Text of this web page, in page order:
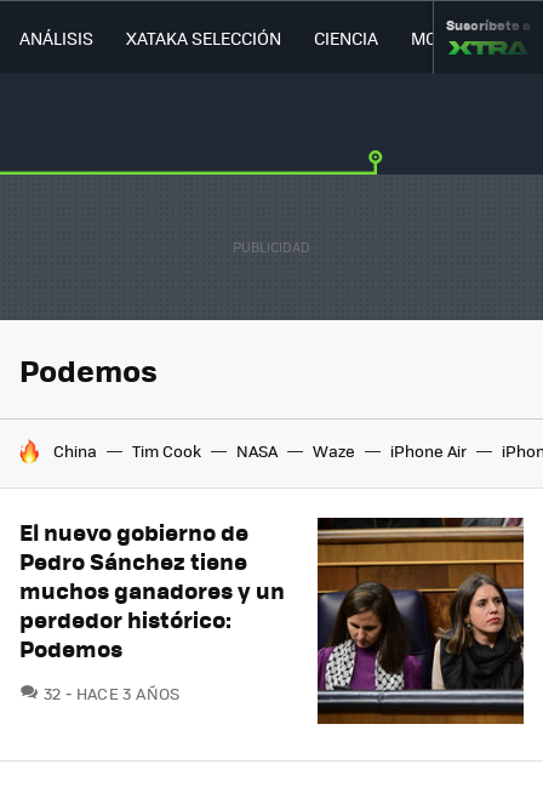
ANÁLISIS XATAKA SELECCIÓN CIENCIA MOVILIDAD
Suscríbete a
Podemos
HOY SE HABLA DE
China Tim Cook NASA Waze iPhone Air
El nuevo gobierno de
Pedro Sánchez tiene
muchos ganadores y un
perdedor histórico:
Podemos
32 COMENTARIOS
HACE 3 AÑOS